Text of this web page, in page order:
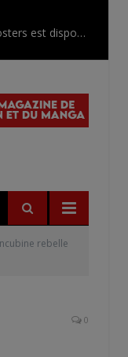
L’AnimeLand Hors-Série – Spécial Posters est disponible !
rebelle
0